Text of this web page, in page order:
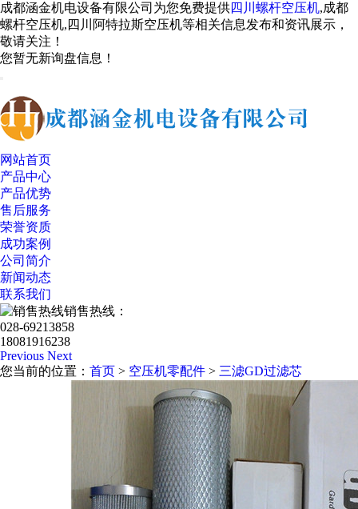
成都涵金机电设备有限公司为您免费提供四川螺杆空压机,成都
螺杆空压机,四川阿特拉斯空压机等相关信息发布和资讯展示，
敬请关注！
您暂无新询盘信息！
网站首页
产品中心
产品优势
售后服务
荣誉资质
成功案例
公司简介
新闻动态
联系我们
销售热线：
028-69213858
18081916238
Previous Next
您当前的位置： 首页 > 空压机零配件 > 三滤GD过滤芯